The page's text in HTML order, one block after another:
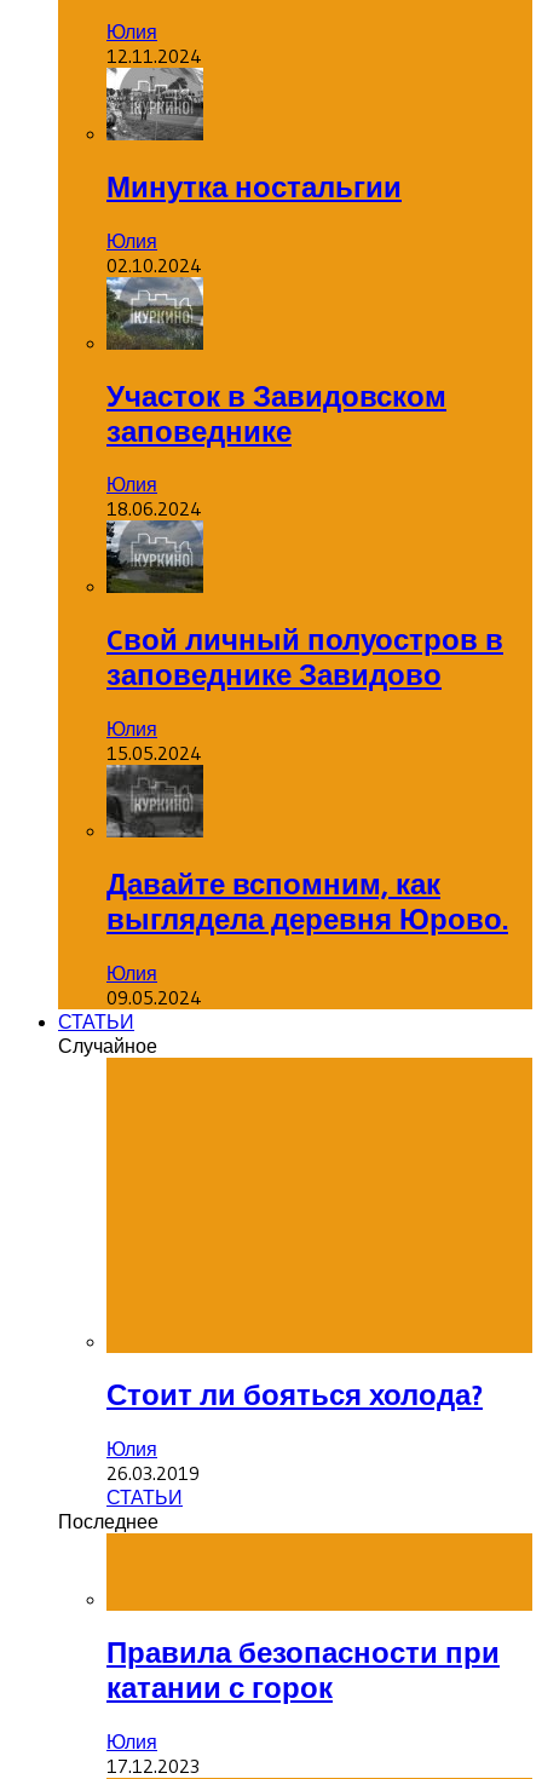
Юлия
12.11.2024
Минутка ностальгии
Юлия
02.10.2024
Участок в Завидовском
заповеднике
Юлия
18.06.2024
Cвой личный полуостров в
заповеднике Завидово
Юлия
15.05.2024
Давайте вспомним, как
выглядела деревня Юрово.
Юлия
09.05.2024
СТАТЬИ
Случайное
Стоит ли бояться холода?
Юлия
26.03.2019
СТАТЬИ
Последнее
Правила безопасности при
катании с горок
Юлия
17.12.2023